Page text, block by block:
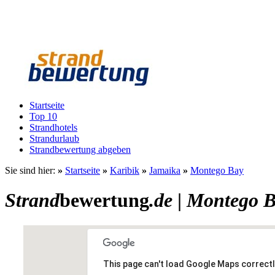
Startseite
Top 10
Strandhotels
Strandurlaub
Strandbewertung abgeben
Sie sind hier: » Startseite » Karibik » Jamaika » Montego Bay
Strandbewertung.de |Montego
This page can't load Google Maps